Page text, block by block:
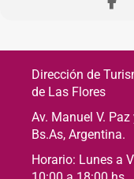
Dirección de
de Las Flores
Av. Manuel V.
Bs.As, Argentina.
Horario: Lunes a